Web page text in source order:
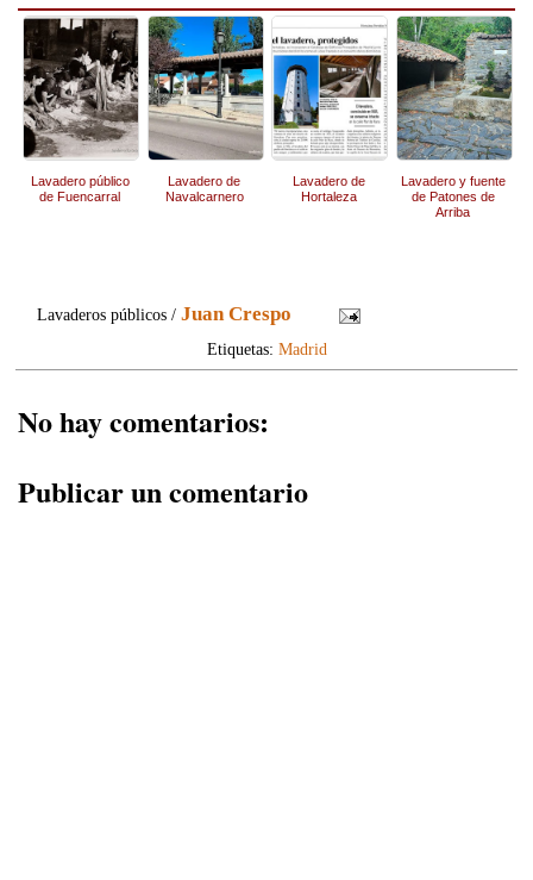
Lavadero público
de Fuencarral
Lavadero de
Navalcarnero
Lavadero de
Hortaleza
Lavadero y fuente
de Patones de
Arriba
Lavaderos públicos /Juan Crespo
Etiquetas: Madrid
No hay comentarios:
Publicar un comentario